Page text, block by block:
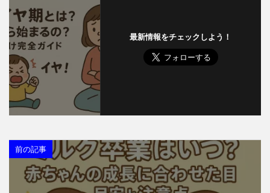
最新情報をチェックしよう！
前の記事